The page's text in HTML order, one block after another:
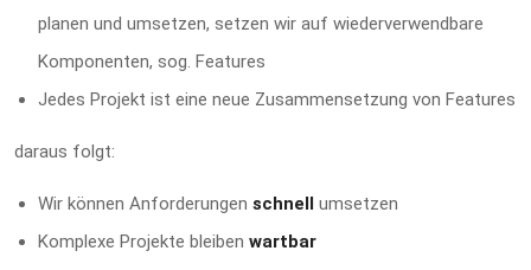
planen und umsetzen, setzen wir auf wiederverwendbare
Komponenten, sog. Features
Jedes Projekt ist eine neue Zusammensetzung von Features
daraus folgt:
Wir können Anforderungen schnell umsetzen
Komplexe Projekte bleiben wartbar